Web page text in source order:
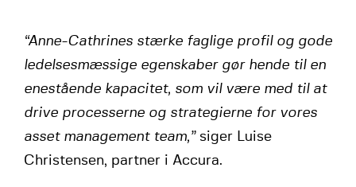
“Anne-Cathrines stærke faglige profil og gode
ledelsesmæssige egenskaber gør hende til en
enestående kapacitet, som vil være med til at
drive processerne og strategierne for vores
asset management team,” siger Luise
Christensen, partner i Accura.